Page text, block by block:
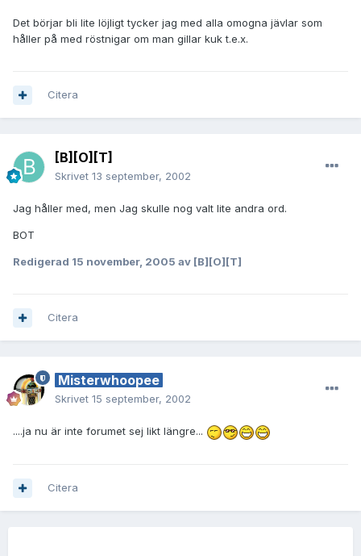
Det börjar bli lite löjligt tycker jag med alla omogna jävlar som
håller på med röstnigar om man gillar kuk t.e.x.
Citera
[B][O][T]
Skrivet 13 september, 2002
Jag håller med, men Jag skulle nog valt lite andra ord.
BOT
Redigerad 15 november, 2005 av [B][O][T]
Citera
Misterwhoopee
Skrivet 15 september, 2002
....ja nu är inte forumet sej likt längre...
Citera